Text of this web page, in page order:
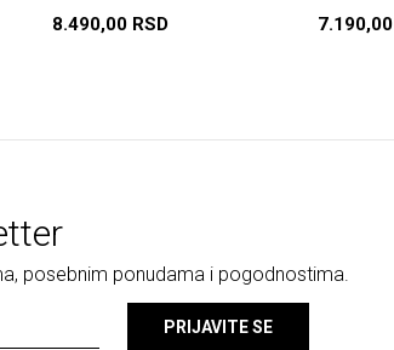
8.490,00 RSD
7.190,00
posebnim ponudama i pogodnostima.
PRIJAVITE SE